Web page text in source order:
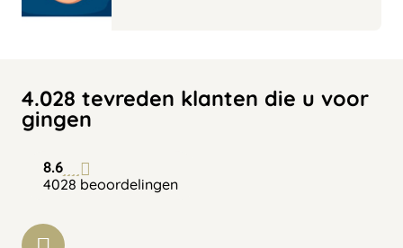
4.028 tevreden klanten die u voor
gingen
8.6
4028 beoordelingen